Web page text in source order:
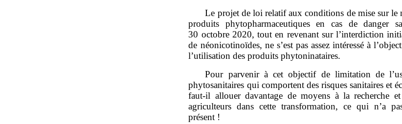
Le projet de loi relatif aux conditions de mise sur le
produits phytopharmaceutiques en cas de danger
30 octobre 2020, tout en revenant sur l’interdiction
de néonicotinoïdes, ne s’est pas assez intéressé à
l’utilisation des produits phytoninataires.
Pour parvenir à cet objectif de limitation de
phytosanitaires qui comportent des risques sanitaires et
faut‑il allouer davantage de moyens à la recherche
agriculteurs dans cette transformation, ce qui n’a
présent !